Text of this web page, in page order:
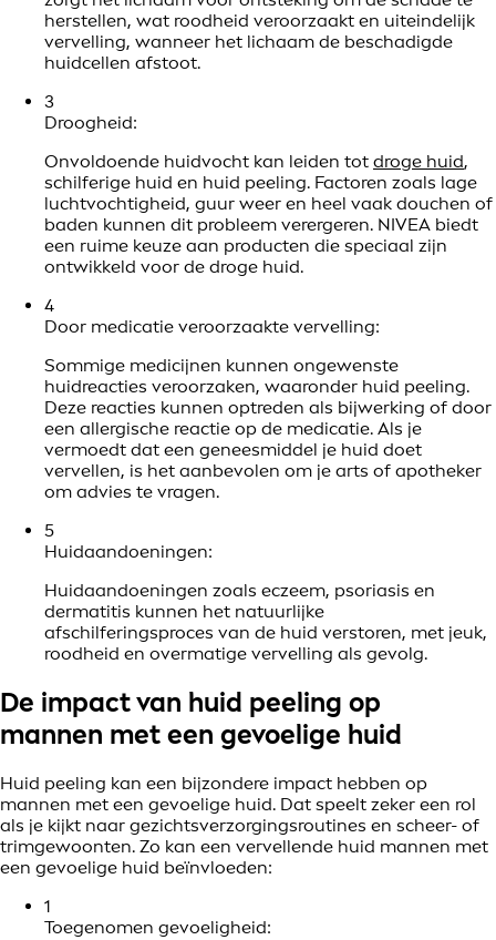
herstellen, wat roodheid veroorzaakt en uiteindelijk
vervelling, wanneer het lichaam de beschadigde
huidcellen afstoot.
3
Droogheid:
Onvoldoende huidvocht kan leiden tot droge huid,
schilferige huid en huid peeling. Factoren zoals lage
luchtvochtigheid, guur weer en heel vaak douchen of
baden kunnen dit probleem verergeren. NIVEA biedt
een ruime keuze aan producten die speciaal zijn
ontwikkeld voor de droge huid.
4
Door medicatie veroorzaakte vervelling:
Sommige medicijnen kunnen ongewenste
huidreacties veroorzaken, waaronder huid peeling.
Deze reacties kunnen optreden als bijwerking of door
een allergische reactie op de medicatie. Als je
vermoedt dat een geneesmiddel je huid doet
vervellen, is het aanbevolen om je arts of apotheker
om advies te vragen.
5
Huidaandoeningen:
Huidaandoeningen zoals eczeem, psoriasis en
dermatitis kunnen het natuurlijke
afschilferingsproces van de huid verstoren, met jeuk,
roodheid en overmatige vervelling als gevolg.
De impact van huid peeling op
mannen met een gevoelige huid
Huid peeling kan een bijzondere impact hebben op
mannen met een gevoelige huid. Dat speelt zeker een rol
als je kijkt naar gezichtsverzorgingsroutines en scheer- of
trimgewoonten. Zo kan een vervellende huid mannen met
een gevoelige huid beïnvloeden:
1
Toegenomen gevoeligheid: